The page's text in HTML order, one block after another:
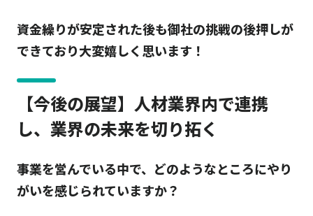
資金繰りが安定された後も御社の挑戦の後押しが
できており大変嬉しく思います！
【今後の展望】人材業界内で連携
し、業界の未来を切り拓く
事業を営んでいる中で、どのようなところにやり
がいを感じられていますか？